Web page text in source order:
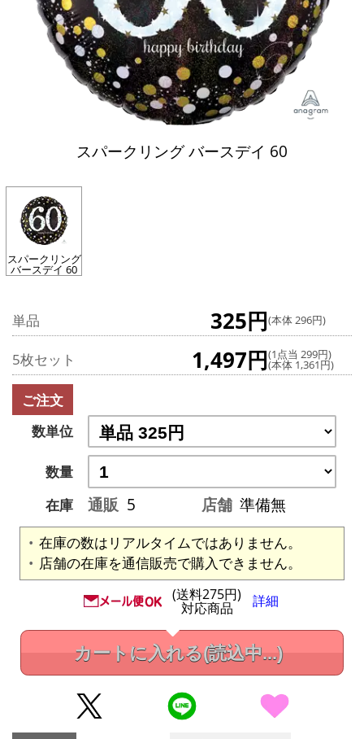
スパークリング バースデイ 60
スパークリング
バースデイ 60
単品 325円(本体 296円)
5枚セット 1,497円(1点当 299円)
(本体 1,361円)
ご注文
数単位
数量
在庫
通販 5 店舗 準備無
在庫の数はリアルタイムではありません。
店舗の在庫を通信販売で購入できません。
(送料275円)
対応商品 詳細
カートに入れる(読込中...)